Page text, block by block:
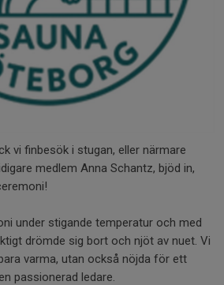
vi finbesök i stugan, eller närmare
medlem Anna Schantz, bjöd in,
under stigande temperatur och med
drömde sig bort och njöt av nuet. Vi
varma, utan också nöjda för ett
passionerad ledare.